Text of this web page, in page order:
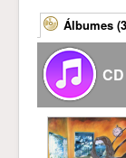
Álbumes
CD